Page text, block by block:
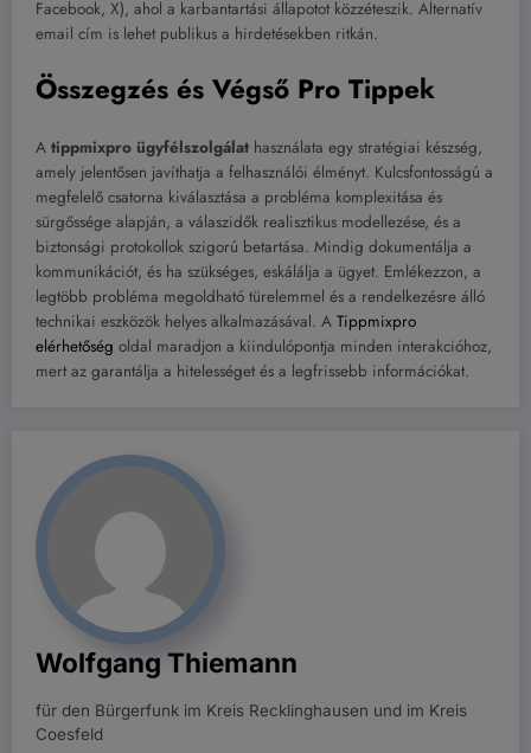
Facebook, X), ahol a karbantartási állapotot közzéteszik. Alternatív
email cím is lehet publikus a hirdetésekben ritkán.
Összegzés és Végső Pro Tippek
A tippmixpro ügyfélszolgálat használata egy stratégiai készség,
amely jelentősen javíthatja a felhasználói élményt. Kulcsfontosságú a
megfelelő csatorna kiválasztása a probléma komplexitása és
sürgőssége alapján, a válaszidők realisztikus modellezése, és a
biztonsági protokollok szigorú betartása. Mindig dokumentálja a
kommunikációt, és ha szükséges, eskálálja a ügyet. Emlékezzon, a
legtöbb probléma megoldható türelemmel és a rendelkezésre álló
technikai eszközök helyes alkalmazásával. A Tippmixpro
elérhetőség oldal maradjon a kiindulópontja minden interakcióhoz,
mert az garantálja a hitelességet és a legfrissebb információkat.
Wolfgang Thiemann
für den Bürgerfunk im Kreis Recklinghausen und im Kreis
Coesfeld